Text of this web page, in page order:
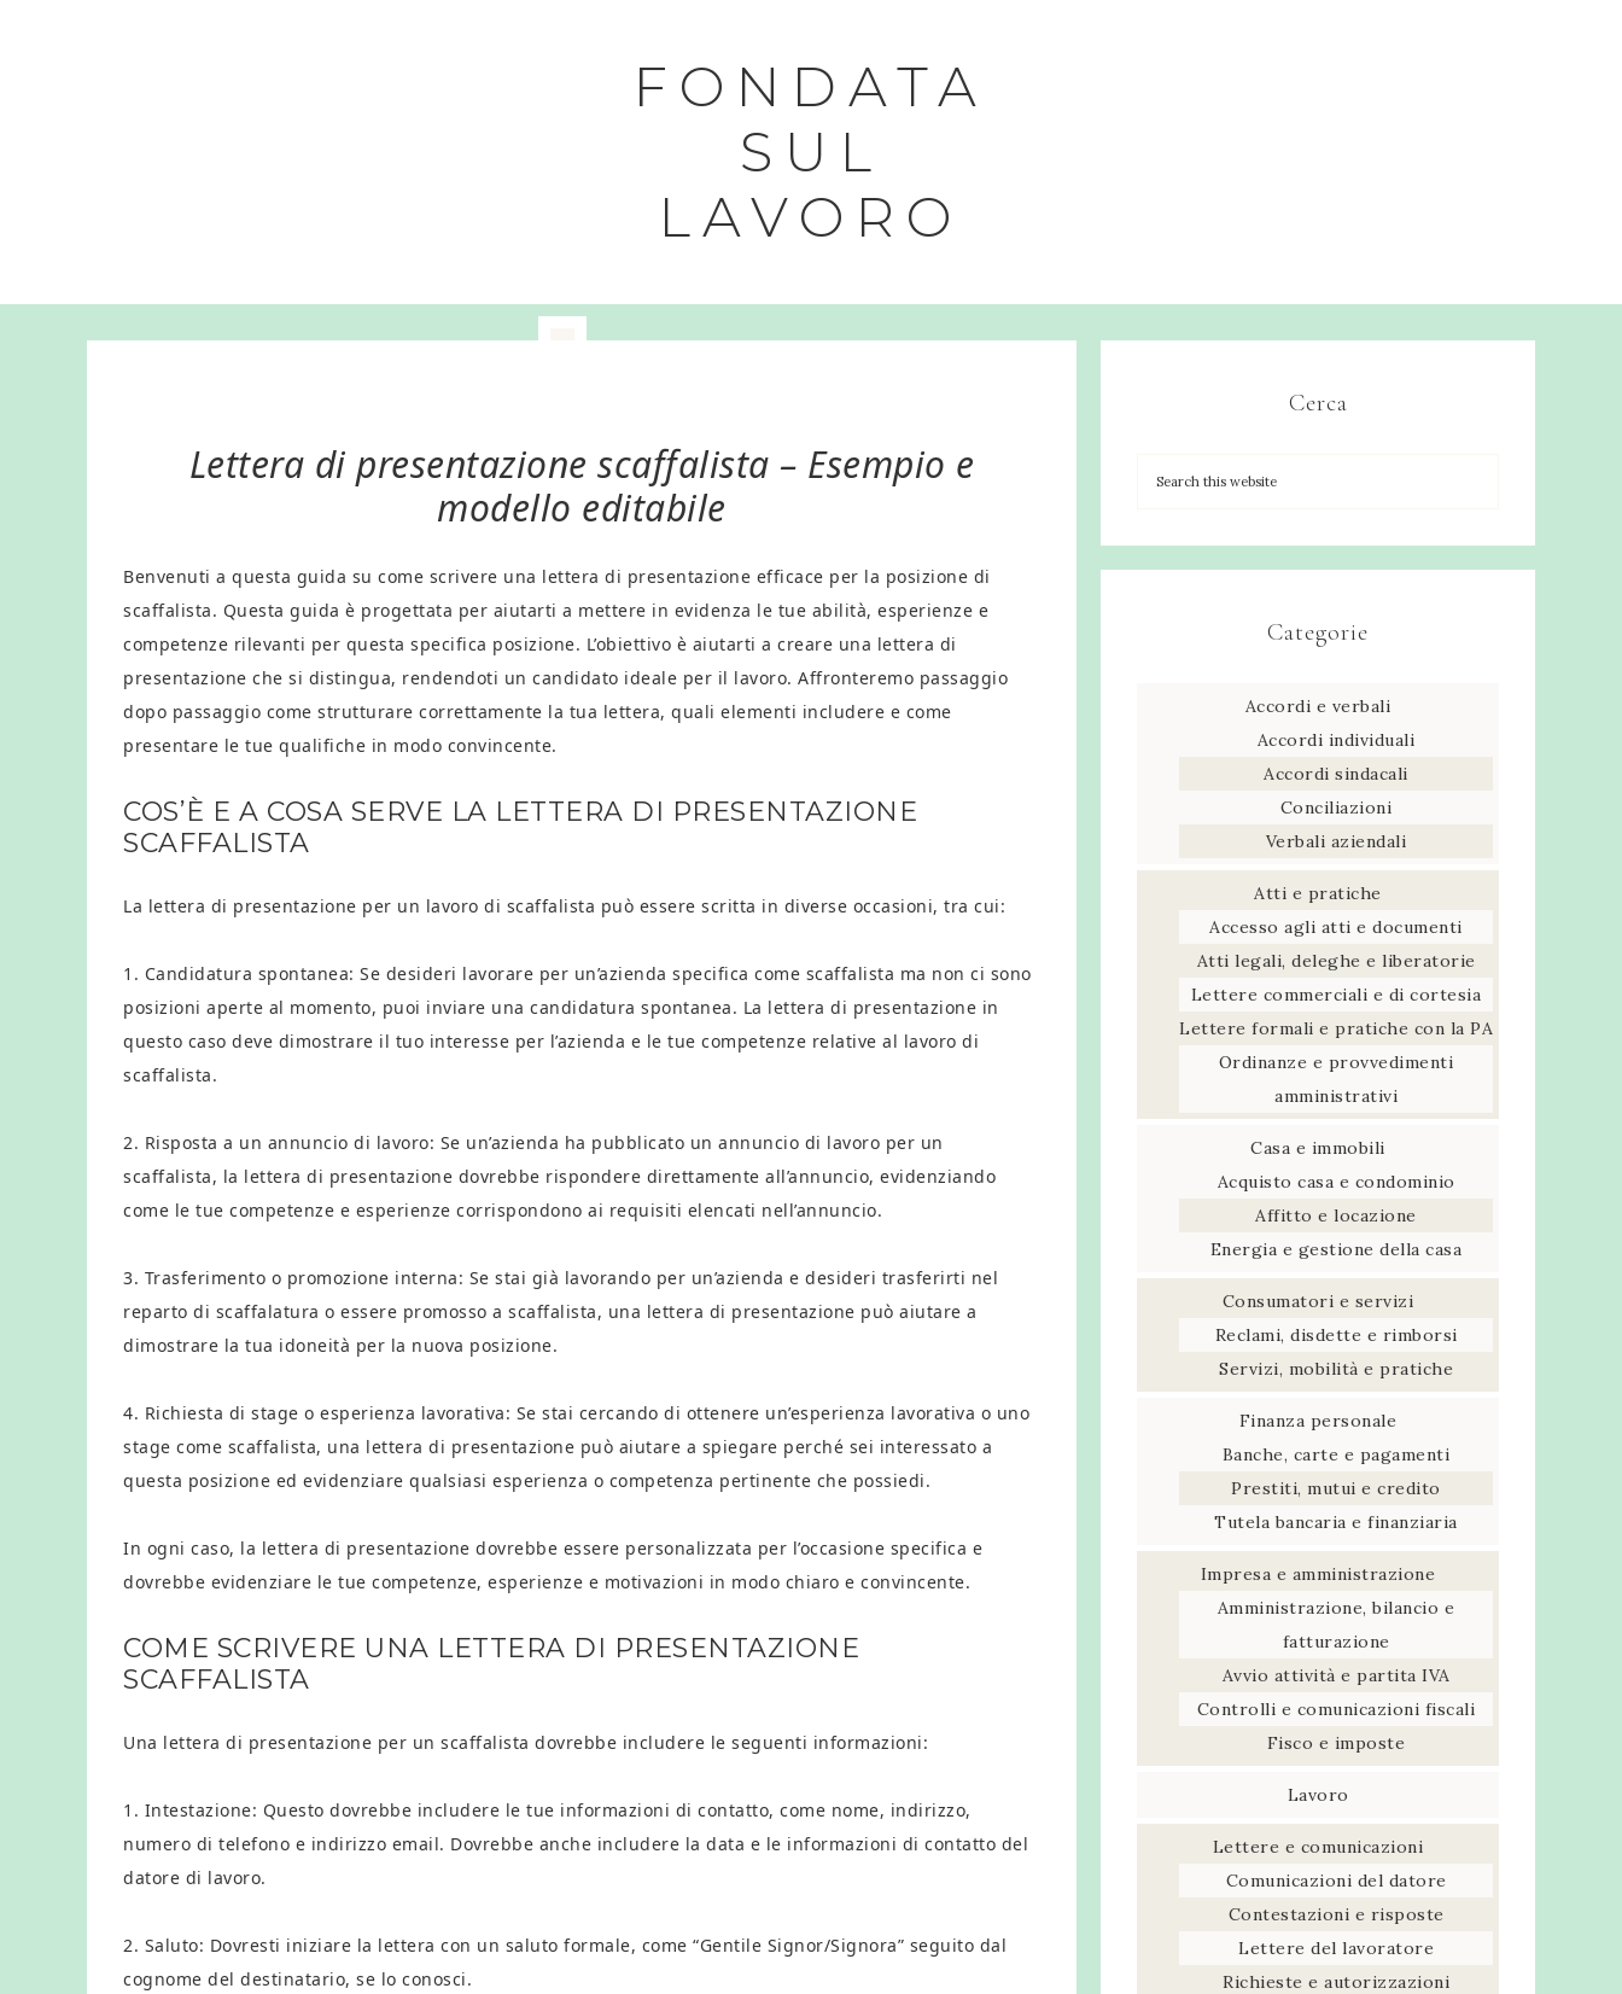
FONDATA
SUL
LAVORO
Lettera di presentazione scaffalista – Esempio e
modello editabile
Benvenuti a questa guida su come scrivere una lettera di presentazione efficace per la posizione di
scaffalista. Questa guida è progettata per aiutarti a mettere in evidenza le tue abilità, esperienze e
competenze rilevanti per questa specifica posizione. L’obiettivo è aiutarti a creare una lettera di
presentazione che si distingua, rendendoti un candidato ideale per il lavoro. Affronteremo passaggio
dopo passaggio come strutturare correttamente la tua lettera, quali elementi includere e come
presentare le tue qualifiche in modo convincente.
COS’È E A COSA SERVE LA LETTERA DI PRESENTAZIONE
SCAFFALISTA
La lettera di presentazione per un lavoro di scaffalista può essere scritta in diverse occasioni, tra cui:
1. Candidatura spontanea: Se desideri lavorare per un’azienda specifica come scaffalista ma non ci sono
posizioni aperte al momento, puoi inviare una candidatura spontanea. La lettera di presentazione in
questo caso deve dimostrare il tuo interesse per l’azienda e le tue competenze relative al lavoro di
scaffalista.
2. Risposta a un annuncio di lavoro: Se un’azienda ha pubblicato un annuncio di lavoro per un
scaffalista, la lettera di presentazione dovrebbe rispondere direttamente all’annuncio, evidenziando
come le tue competenze e esperienze corrispondono ai requisiti elencati nell’annuncio.
3. Trasferimento o promozione interna: Se stai già lavorando per un’azienda e desideri trasferirti nel
reparto di scaffalatura o essere promosso a scaffalista, una lettera di presentazione può aiutare a
dimostrare la tua idoneità per la nuova posizione.
4. Richiesta di stage o esperienza lavorativa: Se stai cercando di ottenere un’esperienza lavorativa o uno
stage come scaffalista, una lettera di presentazione può aiutare a spiegare perché sei interessato a
questa posizione ed evidenziare qualsiasi esperienza o competenza pertinente che possiedi.
In ogni caso, la lettera di presentazione dovrebbe essere personalizzata per l’occasione specifica e
dovrebbe evidenziare le tue competenze, esperienze e motivazioni in modo chiaro e convincente.
COME SCRIVERE UNA LETTERA DI PRESENTAZIONE
SCAFFALISTA
Una lettera di presentazione per un scaffalista dovrebbe includere le seguenti informazioni:
1. Intestazione: Questo dovrebbe includere le tue informazioni di contatto, come nome, indirizzo,
numero di telefono e indirizzo email. Dovrebbe anche includere la data e le informazioni di contatto del
datore di lavoro.
2. Saluto: Dovresti iniziare la lettera con un saluto formale, come “Gentile Signor/Signora” seguito dal
cognome del destinatario, se lo conosci.
Cerca
Categorie
Accordi e verbali
Accordi individuali
Accordi sindacali
Conciliazioni
Verbali aziendali
Atti e pratiche
Accesso agli atti e documenti
Atti legali, deleghe e liberatorie
Lettere commerciali e di cortesia
Lettere formali e pratiche con la PA
Ordinanze e provvedimenti
amministrativi
Casa e immobili
Acquisto casa e condominio
Affitto e locazione
Energia e gestione della casa
Consumatori e servizi
Reclami, disdette e rimborsi
Servizi, mobilità e pratiche
Finanza personale
Banche, carte e pagamenti
Prestiti, mutui e credito
Tutela bancaria e finanziaria
Impresa e amministrazione
Amministrazione, bilancio e
fatturazione
Avvio attività e partita IVA
Controlli e comunicazioni fiscali
Fisco e imposte
Lavoro
Lettere e comunicazioni
Comunicazioni del datore
Contestazioni e risposte
Lettere del lavoratore
Richieste e autorizzazioni